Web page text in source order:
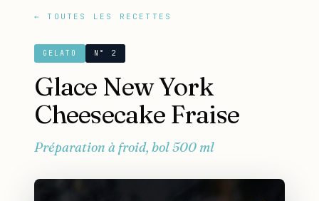
← TOUTES LES RECETTES
GELATO N° 2
Glace New York
Cheesecake Fraise
Préparation à froid, bol 500 ml